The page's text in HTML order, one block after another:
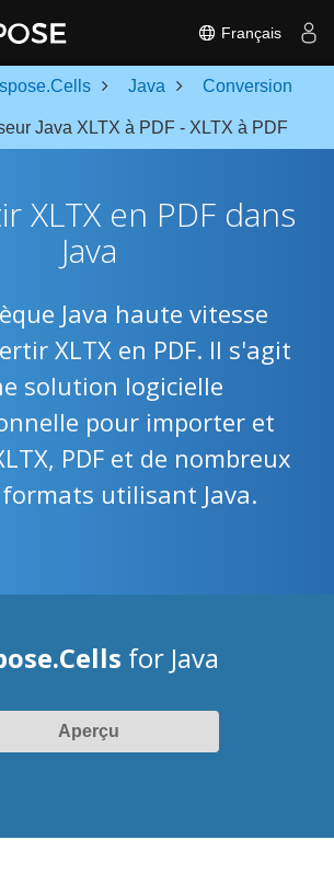
Français
Java Conversion
Java XLTX à PDF - XLTX à PDF
XLTX en PDF dans
Java
Java haute vitesse
XLTX en PDF. Il s'agit
solution logicielle
pour importer et
PDF et de nombreux
utilisant Java.
for Java
Aperçu